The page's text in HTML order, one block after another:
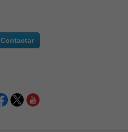
Contactar